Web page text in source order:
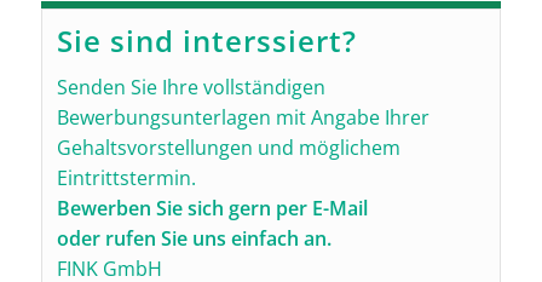
Sie sind interssiert?
Senden Sie Ihre vollständigen
Bewerbungsunterlagen mit Angabe Ihrer
Gehaltsvorstellungen und möglichem
Eintrittstermin.
Bewerben Sie sich gern per E-Mail
oder rufen Sie uns einfach an.
FINK GmbH